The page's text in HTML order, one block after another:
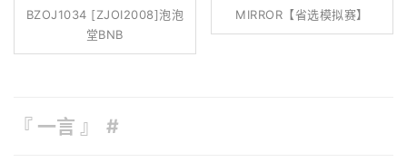
BZOJ1034 [ZJOI2008]泡泡
堂BNB
MIRROR【省选模拟赛】
『 一言 』